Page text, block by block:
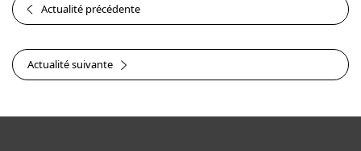
Actualité précédente
Actualité suivante